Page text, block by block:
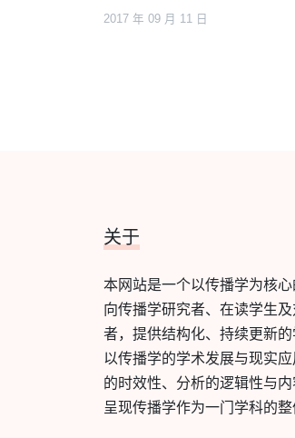
2017 年 09 月 11 日
关于
本网站是一个以传播学为核
向传播学研究者、在读学生
者，提供结构化、持续更新
以传播学的学术发展与现实
的时效性、分析的逻辑性与
呈现传播学作为一门学科的整